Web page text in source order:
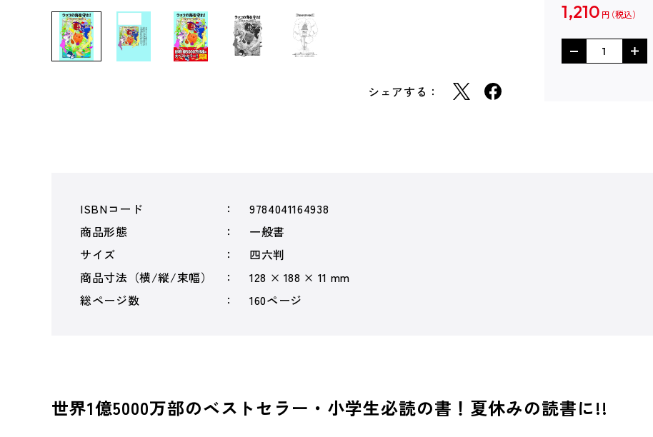
シェアする：
1,210 円
ISBNコード
9784041164938
商品形態
一般書
サイズ
四六判
商品寸法（横/縦/束幅）
128 × 188 × 11 mm
総ページ数
160ページ
世界1億5000万部のベストセラー・小学生必読の書！夏休みの読書に!!